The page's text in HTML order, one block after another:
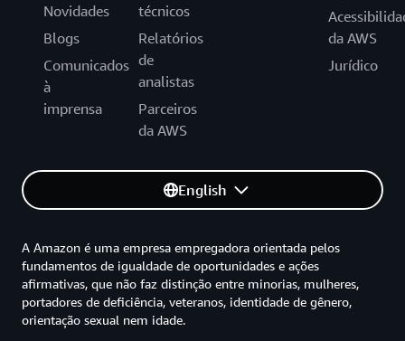
Novidades
Blogs
Comunicados
à
imprensa
técnicos
Relatórios
de
analistas
Parceiros
da AWS
da AWS
Jurídico
English
A Amazon é uma empresa empregadora orientada pelos
fundamentos de igualdade de oportunidades e ações
afirmativas, que não faz distinção entre minorias, mulheres,
portadores de deficiência, veteranos, identidade de gênero,
orientação sexual nem idade.